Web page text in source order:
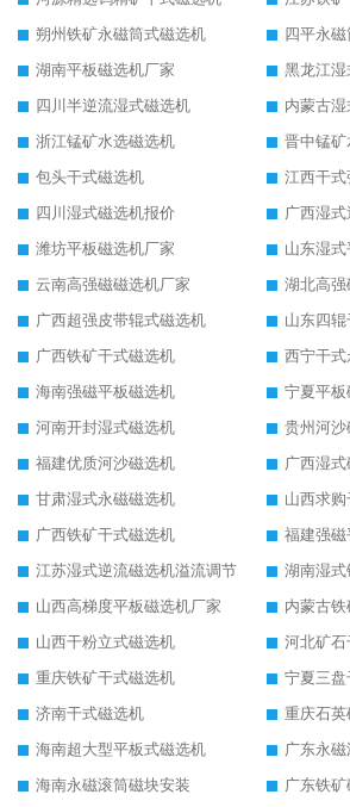
朔州铁矿永磁筒式磁选机
四平永
湖南平板磁选机厂家
黑龙江
四川半逆流湿式磁选机
内蒙古湿
浙江锰矿水选磁选机
晋中锰
包头干式磁选机
江西干
四川湿式磁选机报价
广西湿
潍坊平板磁选机厂家
山东湿
云南高强磁磁选机厂家
广西超强皮带辊式磁选机
山东四
广西铁矿干式磁选机
海南强磁平板磁选机
宁夏平
河南开封湿式磁选机
贵州河
福建优质河沙磁选机
广西湿
甘肃湿式永磁磁选机
山西求
广西铁矿干式磁选机
福建强磁
江苏湿式逆流磁选机溢流调节
湖南湿
山西高梯度平板磁选机厂家
内蒙古
山西干粉立式磁选机
河北矿
重庆铁矿干式磁选机
宁夏三
济南干式磁选机
重庆石
海南超大型平板式磁选机
广东永
海南永磁滚筒磁块安装
广东铁